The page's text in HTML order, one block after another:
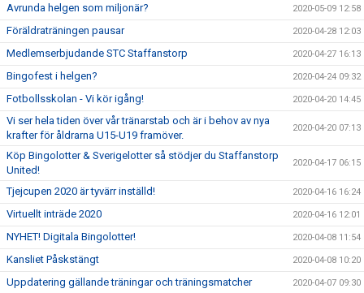
Avrunda helgen som miljonär? 2020-05-09 12:58
Föräldraträningen pausar 2020-04-28 12:03
Medlemserbjudande STC Staffanstorp 2020-04-27 16:13
Bingofest i helgen? 2020-04-24 09:32
Fotbollsskolan - Vi kör igång! 2020-04-20 14:45
Vi ser hela tiden över vår tränarstab och är i behov av nya
krafter för åldrarna U15-U19 framöver.
2020-04-20 07:13
Köp Bingolotter & Sverigelotter så stödjer du Staffanstorp
United!
2020-04-17 06:15
Tjejcupen 2020 är tyvärr inställd! 2020-04-16 16:24
Virtuellt inträde 2020 2020-04-16 12:01
NYHET! Digitala Bingolotter! 2020-04-08 11:54
Kansliet Påskstängt 2020-04-08 10:20
Uppdatering gällande träningar och träningsmatcher 2020-04-07 09:30